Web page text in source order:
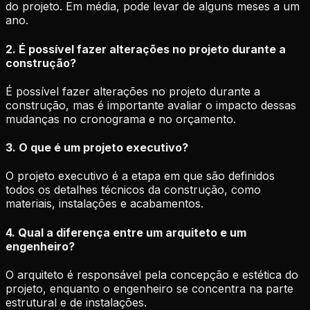
do projeto. Em média, pode levar de alguns meses a um
ano.
2. É possível fazer alterações no projeto durante a
construção?
É possível fazer alterações no projeto durante a
construção, mas é importante avaliar o impacto dessas
mudanças no cronograma e no orçamento.
3. O que é um projeto executivo?
O projeto executivo é a etapa em que são definidos
todos os detalhes técnicos da construção, como
materiais, instalações e acabamentos.
4. Qual a diferença entre um arquiteto e um
engenheiro?
O arquiteto é responsável pela concepção e estética do
projeto, enquanto o engenheiro se concentra na parte
estrutural e de instalações.